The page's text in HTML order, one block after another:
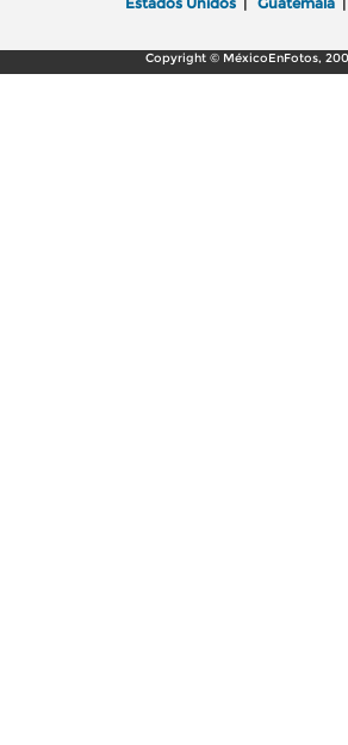
Copyright © MéxicoEnFotos,